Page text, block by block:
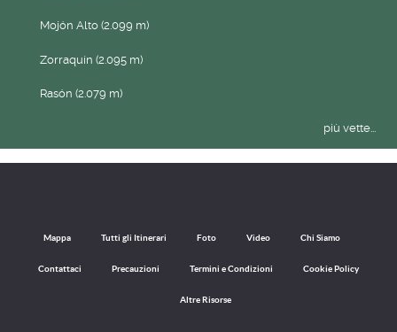
Mojón Alto (2.099 m)
Zorraquín (2.095 m)
Rasón (2.079 m)
più vette...
Mappa Tutti gli Itinerari Foto Video Chi Siamo
Contattaci Precauzioni Termini e Condizioni Cookie Policy
Altre Risorse